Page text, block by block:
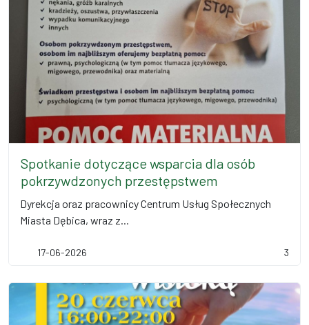
Spotkanie dotyczące wsparcia dla osób
pokrzywdzonych przestępstwem
Dyrekcja oraz pracownicy Centrum Usług Społecznych
Miasta Dębica, wraz z...
17-06-2026 3